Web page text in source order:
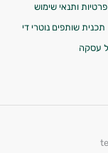
פרטיות ותנאי שימוש
תכנית שותפים נוטרי די
עסקה